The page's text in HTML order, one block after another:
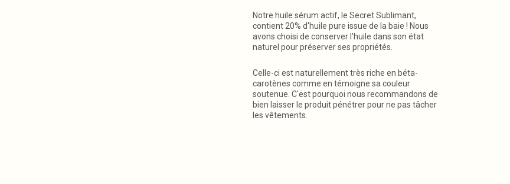
Notre huile sérum actif, le Secret Sublimant,
contient 20% d'huile pure issue de la baie ! Nous
avons choisi de conserver l'huile dans son état
naturel pour préserver ses propriétés.
Celle-ci est naturellement très riche en béta-
carotènes comme en témoigne sa couleur
soutenue. C'est pourquoi nous recommandons de
bien laisser le produit pénétrer pour ne pas tâcher
les vêtements.